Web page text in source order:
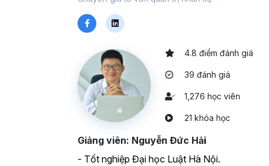
4.8 điểm đánh giá
39 đánh giá
1,276 học viên
21 khóa học
Giảng viên: Nguyễn Đức Hải
- Tốt nghiệp Đại học Luật Hà Nội.